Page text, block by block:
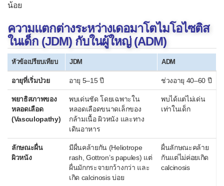
โรคผิวหนังอักเสบจากภูมิแพ้
โรคผื่นแพ้สัมผัส
โรคหอบหืด
โรคภูมิคุ้มกันทำลายตนเอง
กลุ่มอาการกิลแลง-บืร์เร
กลุ่มอาการกู๊ดพาสเจอร์
กลุ่มอาการต้านฟอสโฟลิพิด
โรคเกรฟส์
โรคเกล็ดเลือดต่ำจากภูมิคุ้มกัน
น้อย
ความแตกต่างระหว่างเดอมาโตไมโอไซติส
ในเด็ก (JDM) กับในผู้ใหญ่ (ADM)
หัวข้อเปรียบเทียบ JDM ADM
อายุที่เริ่มป่วย อายุ 5–15 ปี ช่วงอายุ 40–60 ปี
พยาธิสภาพของ
หลอดเลือด
(Vasculopathy)
พบเด่นชัด โดยเฉพาะใน
หลอดเลือดขนาดเล็กของ
กล้ามเนื้อ ผิวหนัง และทาง
เดินอาหาร
พบได้แต่ไม่เด่น
เท่าในเด็ก
ลักษณะผื่น
ผิวหนัง
มีผื่นคล้ายกัน (Heliotrope
rash, Gottron’s papules) แต่
ผื่นมักกระจายกว้างกว่า และ
เกิด calcinosis บ่อย
ผื่นลักษณะคล้าย
กันแต่ไม่ค่อยเกิด
calcinosis